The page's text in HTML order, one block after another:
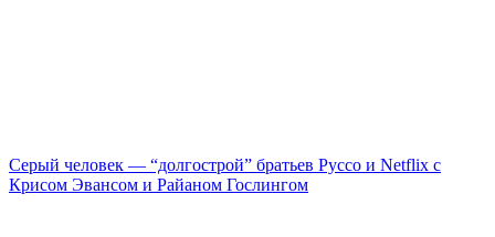
Серый человек — “долгострой” братьев Руссо и Netflix с
Крисом Эвансом и Райаном Гослингом